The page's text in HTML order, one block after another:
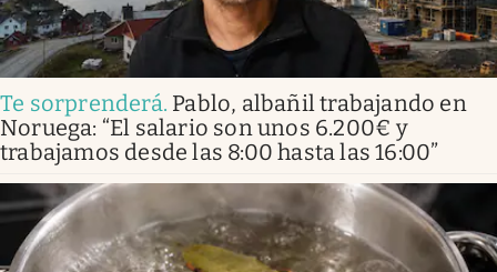
Te sorprenderá. Pablo, albañil trabajando en
Noruega: “El salario son unos 6.200€ y
trabajamos desde las 8:00 hasta las 16:00”